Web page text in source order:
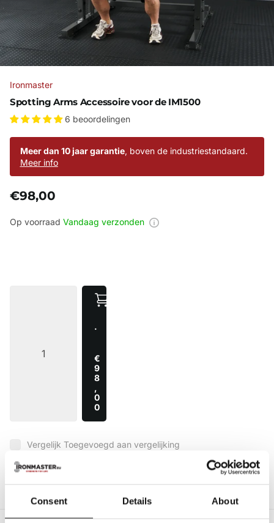
Consent Details About
Ironmaster
Spotting Arms Accessoire voor de IM1500
6 beoordelingen
Meer dan 10 jaar garantie, boven de industriestandaard.
Meer info
€98,00
Op voorraad Vandaag verzonden
·
€
9
8
,
0
0
Vergelijk Toegevoegd aan vergelijking
5 sterren beoordelingen